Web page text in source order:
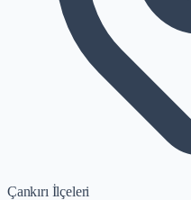
Çankırı İlçeleri